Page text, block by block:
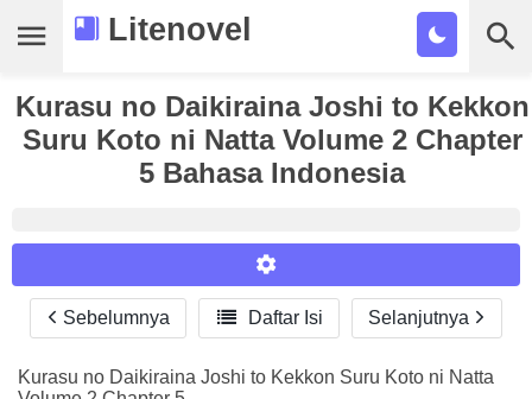
Litenovel
Daftar Novel
Tamat
Bookmark
Kurasu no Daikiraina Joshi to Kekkon
Suru Koto ni Natta Volume 2 Chapter
5 Bahasa Indonesia
Reader Settings
Font :
Sebelumnya  Daftar Isi Selanjutnya
Kurasu no Daikiraina Joshi to Kekkon Suru Koto ni Natta